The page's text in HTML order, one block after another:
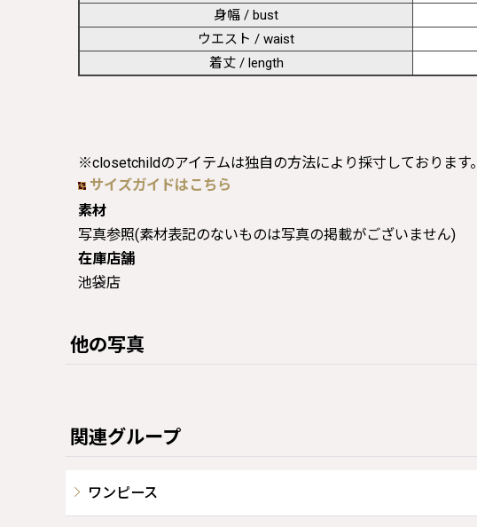
身幅 / bust
ウエスト / waist
着丈 / length
※closetchildのアイテムは独自の方法により採寸しております。
サイズガイドはこちら
素材
写真参照(素材表記のないものは写真の掲載がございません)
在庫店舗
池袋店
他の写真
関連グループ
ワンピース